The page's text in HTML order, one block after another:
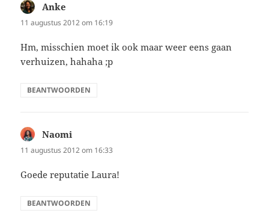
Anke
11 augustus 2012 om 16:19
Hm, misschien moet ik ook maar weer eens gaan
verhuizen, hahaha ;p
BEANTWOORDEN
Naomi
11 augustus 2012 om 16:33
Goede reputatie Laura!
BEANTWOORDEN